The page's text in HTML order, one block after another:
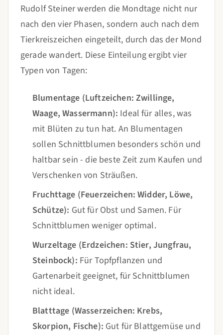
Rudolf Steiner werden die Mondtage nicht nur
nach den vier Phasen, sondern auch nach dem
Tierkreiszeichen eingeteilt, durch das der Mond
gerade wandert. Diese Einteilung ergibt vier
Typen von Tagen:
Blumentage (Luftzeichen: Zwillinge,
Waage, Wassermann): Ideal für alles, was
mit Blüten zu tun hat. An Blumentagen
sollen Schnittblumen besonders schön und
haltbar sein - die beste Zeit zum Kaufen und
Verschenken von Sträußen.
Fruchttage (Feuerzeichen: Widder, Löwe,
Schütze): Gut für Obst und Samen. Für
Schnittblumen weniger optimal.
Wurzeltage (Erdzeichen: Stier, Jungfrau,
Steinbock): Für Topfpflanzen und
Gartenarbeit geeignet, für Schnittblumen
nicht ideal.
Blatttage (Wasserzeichen: Krebs,
Skorpion, Fische): Gut für Blattgemüse und